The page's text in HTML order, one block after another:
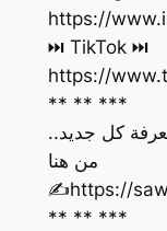
https://
https://
** ** ***
كل جديد..
من هنا
‏✍️https://
** ** ***